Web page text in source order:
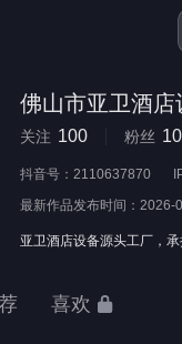
佛山市亚卫酒
关注 100 粉丝
抖音号： 2110637870
最新作品发布时间： 2026-
亚卫酒店设备源头工厂，
喜欢